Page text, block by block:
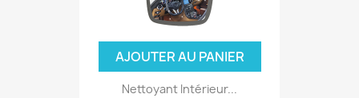
AJOUTER AU PANIER
Nettoyant Intérieur...